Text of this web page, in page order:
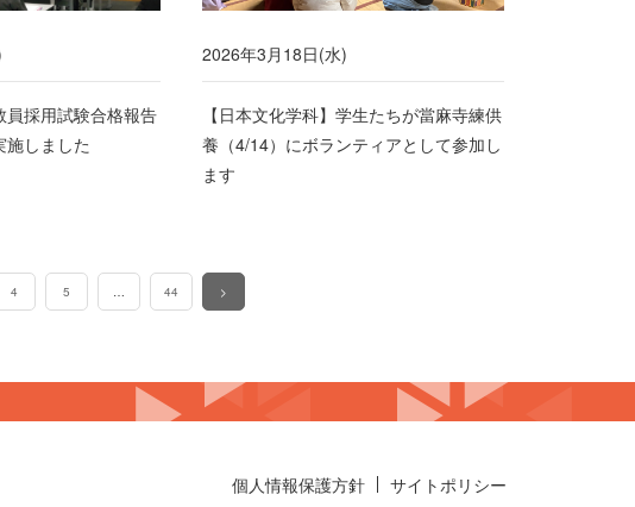
員採用試験合格報告
施しました
2026年3月18日(水)
【日本文化学科】学生たちが當麻寺練供
養（4/14）にボランティアとして参加し
ます
）
4 5 44 >
個人情報保護方針 サイトポリシー